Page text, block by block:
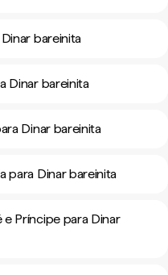
bareinita
Dinar bareinita
Dinar bareinita
para Dinar bareinita
e Príncipe para Dinar